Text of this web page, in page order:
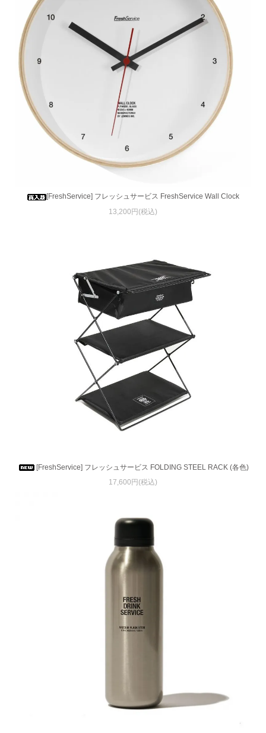
[FreshService] フレッシュサービス FreshService Wall Clock
13,200円(税込)
[FreshService] フレッシュサービス FOLDING STEEL RACK (各色)
17,600円(税込)